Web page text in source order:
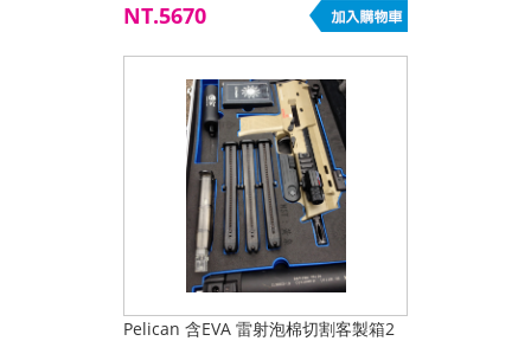
NT.5670
Pelican 含EVA 雷射泡棉切割客製箱2